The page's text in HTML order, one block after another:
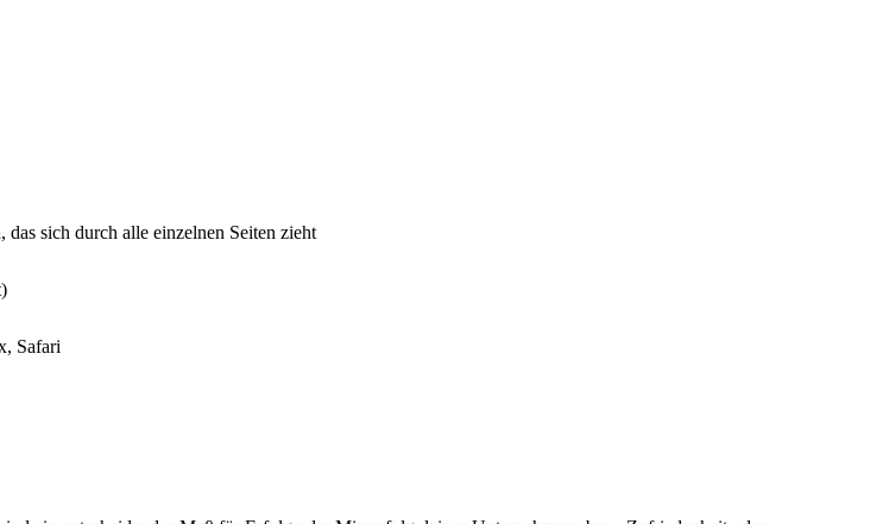
sich durch alle einzelnen Seiten zieht
Safari